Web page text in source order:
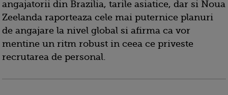
angajatorii din Brazilia, tarile asiatice, dar si Noua
Zeelanda raporteaza cele mai puternice planuri
de angajare la nivel global si afirma ca vor
mentine un ritm robust in ceea ce priveste
recrutarea de personal.